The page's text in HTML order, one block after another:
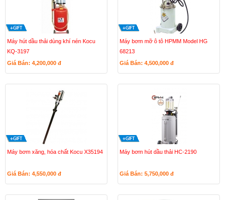
Máy hút dầu thải dùng khí nén Kocu
KQ-3197
Giá Bán: 4,200,000 đ
Máy bơm mỡ ô tô HPMM Model HG
68213
Giá Bán: 4,500,000 đ
Máy bơm xăng, hóa chất Kocu X35194
Giá Bán: 4,550,000 đ
Máy bơm hút dầu thải HC-2190
Giá Bán: 5,750,000 đ